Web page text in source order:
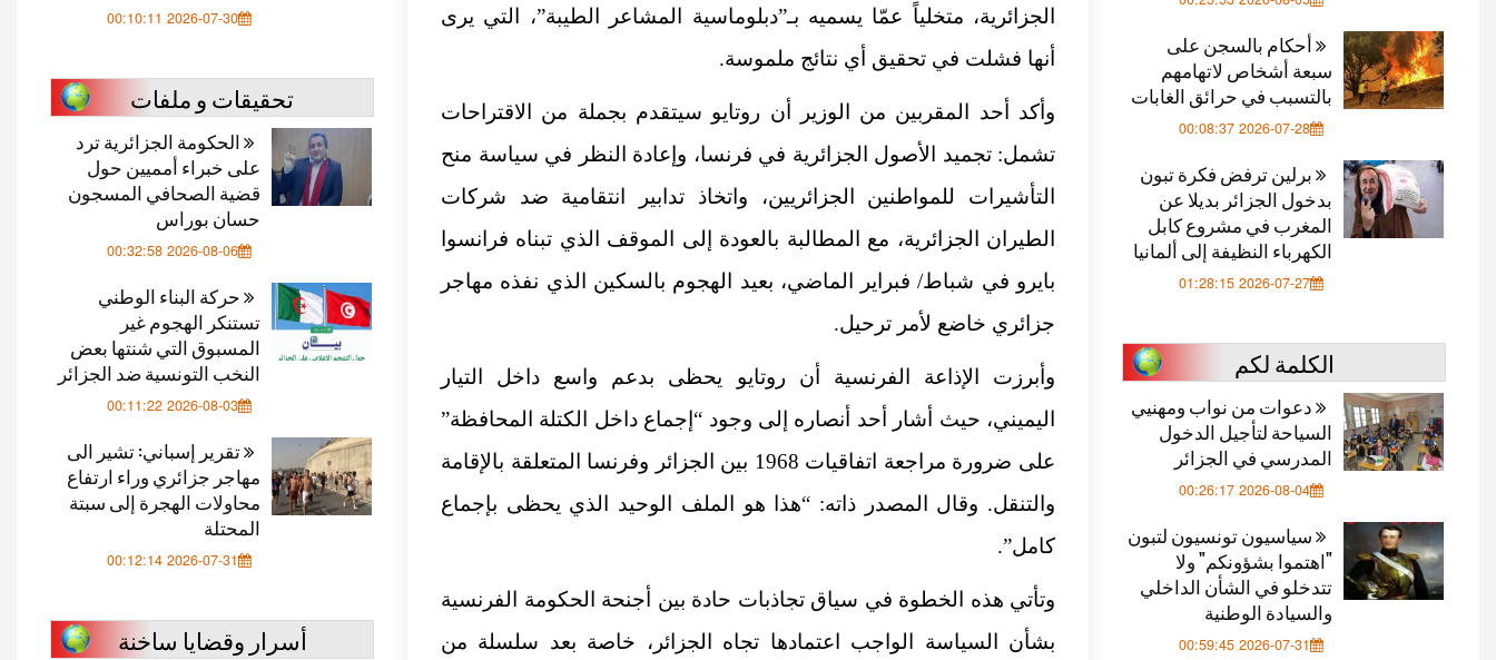
2026-07-30 00:10:11
تحقيقات و ملفات
الحكومة الجزائرية ترد
على خبراء أمميين حول
قضية الصحافي المسجون
حسان بوراس
2026-08-06 00:32:58
حركة البناء الوطني
تستنكر الهجوم غير
المسبوق التي شنتها بعض
النخب التونسية ضد الجزائر
2026-08-03 00:11:22
تقرير إسباني: تشير الى
مهاجر جزائري وراء ارتفاع
محاولات الهجرة إلى سبتة
المحتلة
2026-07-31 00:12:14
أسرار وقضايا ساخنة
الجزائرية، متخلياً عمّا يسميه بـ”دبلوماسية المشاعر الطيبة”، التي يرى
أنها فشلت في تحقيق أي نتائج ملموسة.
وأكد أحد المقربين من الوزير أن روتايو سيتقدم بجملة من الاقتراحات
تشمل: تجميد الأصول الجزائرية في فرنسا، وإعادة النظر في سياسة منح
التأشيرات للمواطنين الجزائريين، واتخاذ تدابير انتقامية ضد شركات
الطيران الجزائرية، مع المطالبة بالعودة إلى الموقف الذي تبناه فرانسوا
بايرو في شباط/ فبراير الماضي، بعيد الهجوم بالسكين الذي نفذه مهاجر
جزائري خاضع لأمر ترحيل.
وأبرزت الإذاعة الفرنسية أن روتايو يحظى بدعم واسع داخل التيار
اليميني، حيث أشار أحد أنصاره إلى وجود “إجماع داخل الكتلة المحافظة”
على ضرورة مراجعة اتفاقيات 1968 بين الجزائر وفرنسا المتعلقة بالإقامة
والتنقل. وقال المصدر ذاته: “هذا هو الملف الوحيد الذي يحظى بإجماع
كامل”.
وتأتي هذه الخطوة في سياق تجاذبات حادة بين أجنحة الحكومة الفرنسية
بشأن السياسة الواجب اعتمادها تجاه الجزائر، خاصة بعد سلسلة من
أحكام بالسجن على
سبعة أشخاص لاتهامهم
بالتسبب في حرائق الغابات
2026-07-28 00:08:37
برلين ترفض فكرة تبون
بدخول الجزائر بديلا عن
المغرب في مشروع كابل
الكهرباء النظيفة إلى ألمانيا
2026-07-27 01:28:15
الكلمة لكم
دعوات من نواب ومهنيي
السياحة لتأجيل الدخول
المدرسي في الجزائر
2026-08-04 00:26:17
سياسيون تونسيون لتبون
"اهتموا بشؤونكم" ولا
تتدخلو في الشأن الداخلي
والسيادة الوطنية
2026-07-31 00:59:45